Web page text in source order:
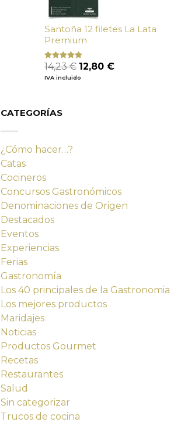
Santoña 12 filetes La Lata
Premium
Valorado
con
de 5
14,23€ El
precio
12,80 €El
IVA incluido
CATEGORÍAS
¿Cómo hacer…?
Catas
Cocineros
Concursos Gastronómicos
Denominaciones de Origen
Destacados
Eventos
Experiencias
Ferias
Gastronomía
Los 40 principales de la Gastronomia
Los mejores productos
Maridajes
Noticias
Productos Gourmet
Recetas
Restaurantes
Salud
Sin categorizar
Trucos de cocina